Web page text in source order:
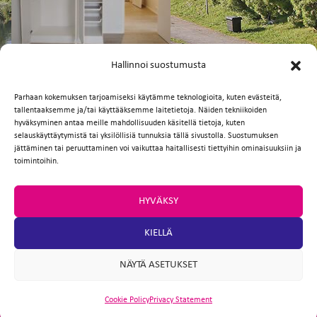
Hallinnoi suostumusta
Parhaan kokemuksen tarjoamiseksi käytämme teknologioita, kuten evästeitä,
tallentaaksemme ja/tai käyttääksemme laitetietoja. Näiden tekniikoiden
hyväksyminen antaa meille mahdollisuuden käsitellä tietoja, kuten
selauskäyttäytymistä tai yksilöllisiä tunnuksia tällä sivustolla. Suostumuksen
jättäminen tai peruuttaminen voi vaikuttaa haitallisesti tiettyihin ominaisuuksiin ja
toimintoihin.
HYVÄKSY
KIELLÄ
NÄYTÄ ASETUKSET
Cookie PolicyPrivacy Statement
Facebook
TwitterEmailWhatsApp